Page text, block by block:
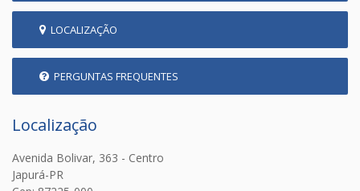
LOCALIZAÇÃO
PERGUNTAS FREQUENTES
Localização
Avenida Bolivar, 363 - Centro
Japurá-PR